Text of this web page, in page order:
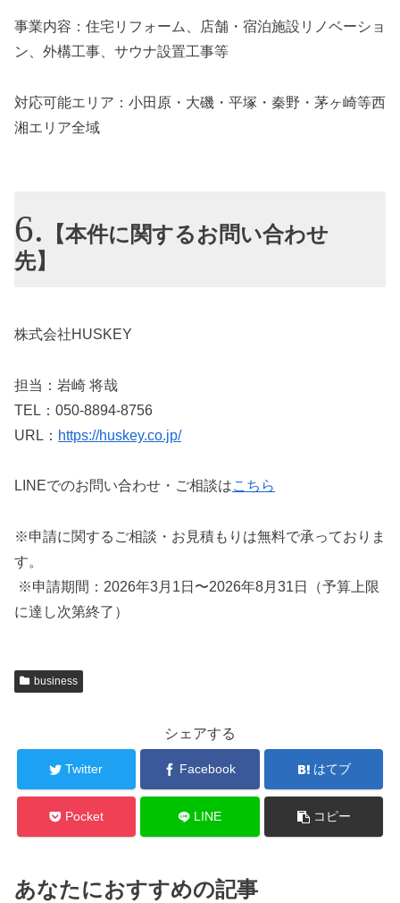
事業内容：住宅リフォーム、店舗・宿泊施設リノベーショ
ン、外構工事、サウナ設置工事等
対応可能エリア：小田原・大磯・平塚・秦野・茅ヶ崎等西
湘エリア全域
【本件に関するお問い合わせ
先】
株式会社HUSKEY
担当：岩崎 将哉
TEL：050-8894-8756
URL： https://huskey.co.jp/
LINEでのお問い合わせ・ご相談はこちら
※申請に関するご相談・お見積もりは無料で承っておりま
す。
※申請期間：2026年3月1日〜2026年8月31日（予算上限
に達し次第終了）
business
シェアする
Twitter Facebook はてブ
Pocket LINE コピー
あなたにおすすめの記事